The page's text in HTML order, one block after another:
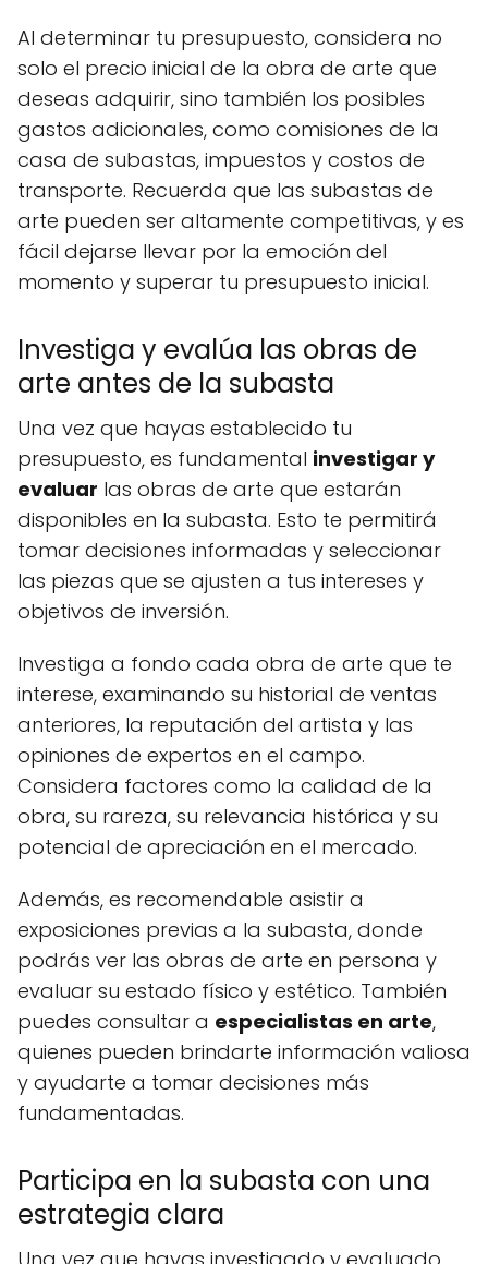
Al determinar tu presupuesto, considera no
solo el precio inicial de la obra de arte que
deseas adquirir, sino también los posibles
gastos adicionales, como comisiones de la
casa de subastas, impuestos y costos de
transporte. Recuerda que las subastas de
arte pueden ser altamente competitivas, y es
fácil dejarse llevar por la emoción del
momento y superar tu presupuesto inicial.
Investiga y evalúa las obras de
arte antes de la subasta
Una vez que hayas establecido tu
presupuesto, es fundamental investigar y
evaluar las obras de arte que estarán
disponibles en la subasta. Esto te permitirá
tomar decisiones informadas y seleccionar
las piezas que se ajusten a tus intereses y
objetivos de inversión.
Investiga a fondo cada obra de arte que te
interese, examinando su historial de ventas
anteriores, la reputación del artista y las
opiniones de expertos en el campo.
Considera factores como la calidad de la
obra, su rareza, su relevancia histórica y su
potencial de apreciación en el mercado.
Además, es recomendable asistir a
exposiciones previas a la subasta, donde
podrás ver las obras de arte en persona y
evaluar su estado físico y estético. También
puedes consultar a especialistas en arte,
quienes pueden brindarte información valiosa
y ayudarte a tomar decisiones más
fundamentadas.
Participa en la subasta con una
estrategia clara